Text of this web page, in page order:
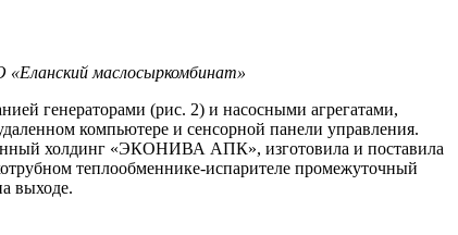
маслосыркомбинат»
генераторами (рис. 2) и насосными агрегатами,
компьютере и сенсорной панели управления.
холдинг «ЭКОНИВА АПК», изготовила и поставила
теплообменнике-испарителе промежуточный
выходе.